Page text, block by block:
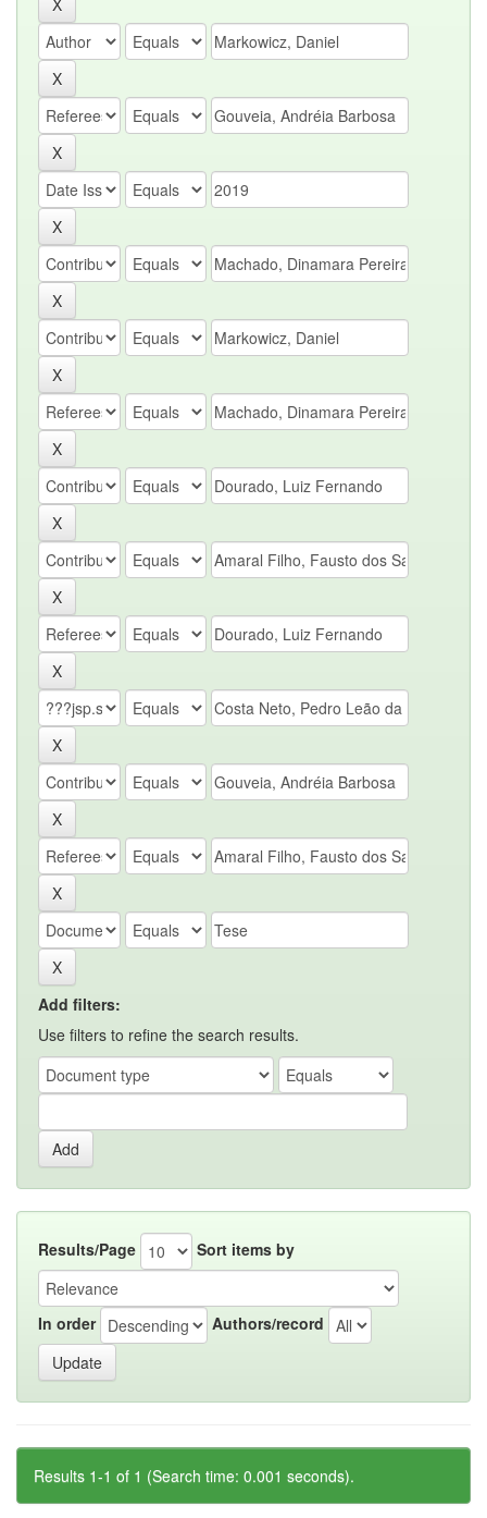
Add filters:
Use filters to refine the search results.
Results/Page Sort items by
In order Authors/record
Results 1-1 of 1 (Search time: 0.001 seconds).